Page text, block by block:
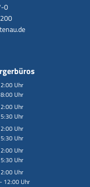
0
Uhr
Von 08:30 bis 12:00 Uhr
Uhr
Von 14:00 bis 18:00 Uhr
Uhr
Von 08:30 bis 12:00 Uhr
Uhr
Von 14:00 bis 15:30 Uhr
Uhr
Von 08:30 bis 12:00 Uhr
Uhr
Von 14:00 bis 15:30 Uhr
Uhr
Von 08:30 bis 12:00 Uhr
Uhr
Von 14:00 bis 15:30 Uhr
Uhr
Von 08:30 bis 12:00 Uhr
12:00 Uhr